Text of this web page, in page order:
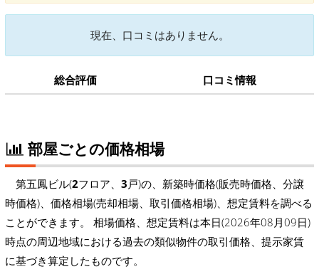
現在、口コミはありません。
総合評価 口コミ情報
部屋ごとの価格相場
第五鳳ビル(2フロア、 3戸)の、新築時価格(販売時価格、分譲
時価格)、価格相場(売却相場、取引価格相場)、想定賃料を調べる
ことができます。 相場価格、想定賃料は本日(2026年08月09日)
時点の周辺地域における過去の類似物件の取引価格、提示家賃
に基づき算定したものです。